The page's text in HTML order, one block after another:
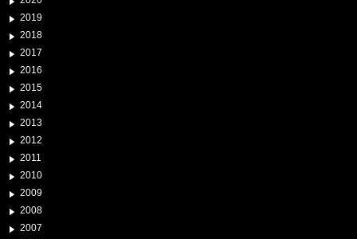
2019
2018
2017
2016
2015
2014
2013
2012
2011
2010
2009
2008
2007